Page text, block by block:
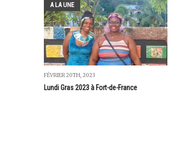
A LA UNE
FÉVRIER 20TH, 2023
Lundi Gras 2023 à Fort-de-France